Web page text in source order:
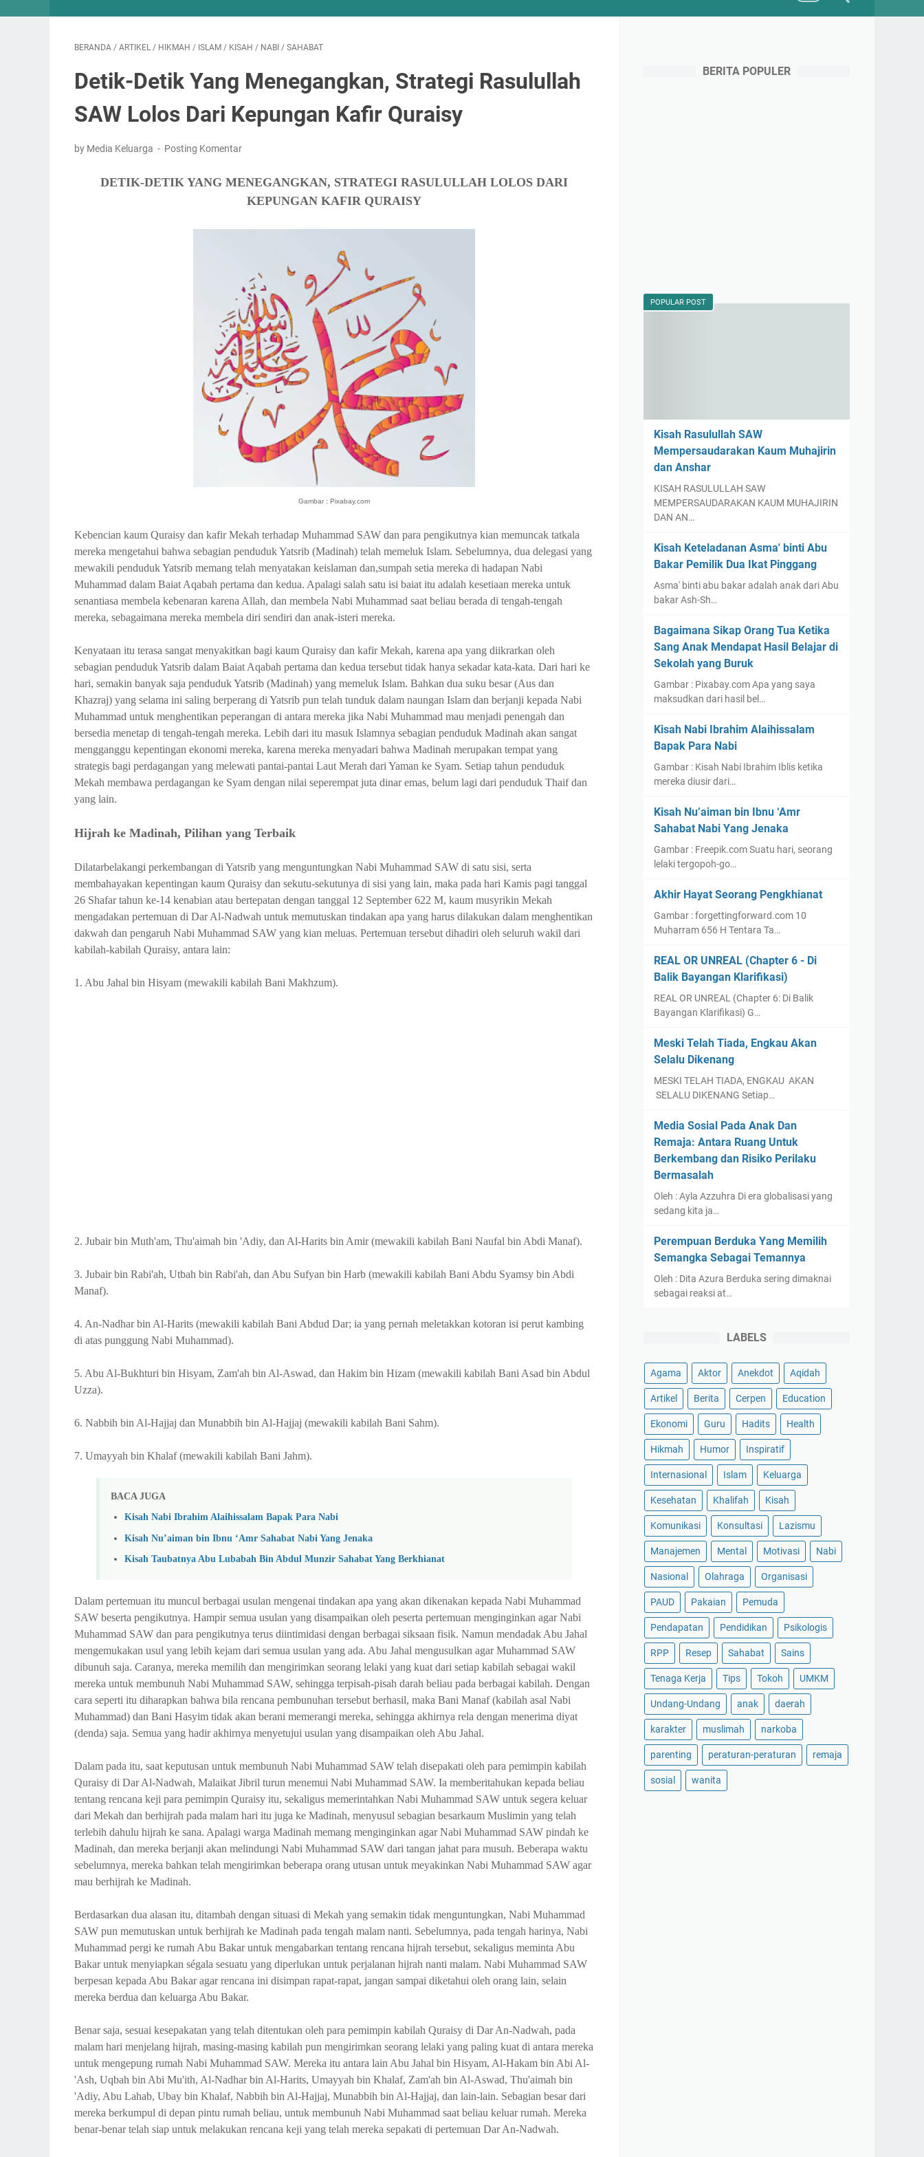
BERANDA / ARTIKEL / HIKMAH / ISLAM / KISAH / NABI / SAHABAT
Detik-Detik Yang Menegangkan, Strategi Rasulullah
SAW Lolos Dari Kepungan Kafir Quraisy
by Media Keluarga Posting Komentar
DETIK-DETIK YANG MENEGANGKAN, STRATEGI RASULULLAH LOLOS DARI
KEPUNGAN KAFIR QURAISY
Gambar : Pixabay.com
Kebencian kaum Quraisy dan kafir Mekah terhadap Muhammad SAW dan para pengikutnya kian memuncak tatkala
mereka mengetahui bahwa sebagian penduduk Yatsrib (Madinah) telah memeluk Islam. Sebelumnya, dua delegasi yang
mewakili penduduk Yatsrib memang telah menyatakan keislaman dan,sumpah setia mereka di hadapan Nabi
Muhammad dalam Baiat Aqabah pertama dan kedua. Apalagi salah satu isi baiat itu adalah kesetiaan mereka untuk
senantiasa membela kebenaran karena Allah, dan membela Nabi Muhammad saat beliau berada di tengah-tengah
mereka, sebagaimana mereka membela diri sendiri dan anak-isteri mereka.
Kenyataan itu terasa sangat menyakitkan bagi kaum Quraisy dan kafir Mekah, karena apa yang diikrarkan oleh
sebagian penduduk Yatsrib dalam Baiat Aqabah pertama dan kedua tersebut tidak hanya sekadar kata-kata. Dari hari ke
hari, semakin banyak saja penduduk Yatsrib (Madinah) yang memeluk Islam. Bahkan dua suku besar (Aus dan
Khazraj) yang selama ini saling berperang di Yatsrib pun telah tunduk dalam naungan Islam dan berjanji kepada Nabi
Muhammad untuk menghentikan peperangan di antara mereka jika Nabi Muhammad mau menjadi penengah dan
bersedia menetap di tengah-tengah mereka. Lebih dari itu masuk Islamnya sebagian penduduk Madinah akan sangat
mengganggu kepentingan ekonomi mereka, karena mereka menyadari bahwa Madinah merupakan tempat yang
strategis bagi perdagangan yang melewati pantai-pantai Laut Merah dari Yaman ke Syam. Setiap tahun penduduk
Mekah membawa perdagangan ke Syam dengan nilai seperempat juta dinar emas, belum lagi dari penduduk Thaif dan
yang lain.
Hijrah ke Madinah, Pilihan yang Terbaik
Dilatarbelakangi perkembangan di Yatsrib yang menguntungkan Nabi Muhammad SAW di satu sisi, serta
membahayakan kepentingan kaum Quraisy dan sekutu-sekutunya di sisi yang lain, maka pada hari Kamis pagi tanggal
26 Shafar tahun ke-14 kenabian atau bertepatan dengan tanggal 12 September 622 M, kaum musyrikin Mekah
mengadakan pertemuan di Dar Al-Nadwah untuk memutuskan tindakan apa yang harus dilakukan dalam menghentikan
dakwah dan pengaruh Nabi Muhammad SAW yang kian meluas. Pertemuan tersebut dihadiri oleh seluruh wakil dari
kabilah-kabilah Quraisy, antara lain:
1. Abu Jahal bin Hisyam (mewakili kabilah Bani Makhzum).
2. Jubair bin Muth'am, Thu'aimah bin 'Adiy, dan Al-Harits bin Amir (mewakili kabilah Bani Naufal bin Abdi Manaf).
3. Jubair bin Rabi'ah, Utbah bin Rabi'ah, dan Abu Sufyan bin Harb (mewakili kabilah Bani Abdu Syamsy bin Abdi
Manaf).
4. An-Nadhar bin Al-Harits (mewakili kabilah Bani Abdud Dar; ia yang pernah meletakkan kotoran isi perut kambing
di atas punggung Nabi Muhammad).
5. Abu Al-Bukhturi bin Hisyam, Zam'ah bin Al-Aswad, dan Hakim bin Hizam (mewakili kabilah Bani Asad bin Abdul
Uzza).
6. Nabbih bin Al-Hajjaj dan Munabbih bin Al-Hajjaj (mewakili kabilah Bani Sahm).
7. Umayyah bin Khalaf (mewakili kabilah Bani Jahm).
BACA JUGA
Kisah Nabi Ibrahim Alaihissalam Bapak Para Nabi
Kisah Nu’aiman bin Ibnu ‘Amr Sahabat Nabi Yang Jenaka
Kisah Taubatnya Abu Lubabah Bin Abdul Munzir Sahabat Yang Berkhianat
Dalam pertemuan itu muncul berbagai usulan mengenai tindakan apa yang akan dikenakan kepada Nabi Muhammad
SAW beserta pengikutnya. Hampir semua usulan yang disampaikan oleh peserta pertemuan menginginkan agar Nabi
Muhammad SAW dan para pengikutnya terus diintimidasi dengan berbagai siksaan fisik. Namun mendadak Abu Jahal
mengemukakan usul yang lebih kejam dari semua usulan yang ada. Abu Jahal mengusulkan agar Muhammad SAW
dibunuh saja. Caranya, mereka memilih dan mengirimkan seorang lelaki yang kuat dari setiap kabilah sebagai wakil
mereka untuk membunuh Nabi Muhammad SAW, sehingga terpisah-pisah darah beliau pada berbagai kabilah. Dengan
cara seperti itu diharapkan bahwa bila rencana pembunuhan tersebut berhasil, maka Bani Manaf (kabilah asal Nabi
Muhammad) dan Bani Hasyim tidak akan berani memerangi mereka, sehingga akhirnya rela dengan menerima diyat
(denda) saja. Semua yang hadir akhirnya menyetujui usulan yang disampaikan oleh Abu Jahal.
Dalam pada itu, saat keputusan untuk membunuh Nabi Muhammad SAW telah disepakati oleh para pemimpin kabilah
Quraisy di Dar Al-Nadwah, Malaikat Jibril turun menemui Nabi Muhammad SAW. Ia memberitahukan kepada beliau
tentang rencana keji para pemimpin Quraisy itu, sekaligus memerintahkan Nabi Muhammad SAW untuk segera keluar
dari Mekah dan berhijrah pada malam hari itu juga ke Madinah, menyusul sebagian besarkaum Muslimin yang telah
terlebih dahulu hijrah ke sana. Apalagi warga Madinah memang menginginkan agar Nabi Muhammad SAW pindah ke
Madinah, dan mereka berjanji akan melindungi Nabi Muhammad SAW dari tangan jahat para musuh. Beberapa waktu
sebelumnya, mereka bahkan telah mengirimkan beberapa orang utusan untuk meyakinkan Nabi Muhammad SAW agar
mau berhijrah ke Madinah.
Berdasarkan dua alasan itu, ditambah dengan situasi di Mekah yang semakin tidak menguntungkan, Nabi Muhammad
SAW pun memutuskan untuk berhijrah ke Madinah pada tengah malam nanti. Sebelumnya, pada tengah harinya, Nabi
Muhammad pergi ke rumah Abu Bakar untuk mengabarkan tentang rencana hijrah tersebut, sekaligus meminta Abu
Bakar untuk menyiapkan ségala sesuatu yang diperlukan untuk perjalanan hijrah nanti malam. Nabi Muhammad SAW
berpesan kepada Abu Bakar agar rencana ini disimpan rapat-rapat, jangan sampai diketahui oleh orang lain, selain
mereka berdua dan keluarga Abu Bakar.
Benar saja, sesuai kesepakatan yang telah ditentukan oleh para pemimpin kabilah Quraisy di Dar An-Nadwah, pada
malam hari menjelang hijrah, masing-masing kabilah pun mengirimkan seorang lelaki yang paling kuat di antara mereka
untuk mengepung rumah Nabi Muhammad SAW. Mereka itu antara lain Abu Jahal bin Hisyam, Al-Hakam bin Abi Al-
'Ash, Uqbah bin Abi Mu'ith, Al-Nadhar bin Al-Harits, Umayyah bin Khalaf, Zam'ah bin Al-Aswad, Thu'aimah bin
'Adiy, Abu Lahab, Ubay bin Khalaf, Nabbih bin Al-Hajjaj, Munabbih bin Al-Hajjaj, dan lain-lain. Sebagian besar dari
mereka berkumpul di depan pintu rumah beliau, untuk membunuh Nabi Muhammad saat beliau keluar rumah. Mereka
benar-benar telah siap untuk melakukan rencana keji yang telah mereka sepakati di pertemuan Dar An-Nadwah.
BERITA POPULER
POPULAR POST
Kisah Rasulullah SAW
Mempersaudarakan Kaum Muhajirin
dan Anshar
KISAH RASULULLAH SAW
MEMPERSAUDARAKAN KAUM MUHAJIRIN
DAN AN…
Kisah Keteladanan Asma' binti Abu
Bakar Pemilik Dua Ikat Pinggang
Asma' binti abu bakar adalah anak dari Abu
bakar Ash-Sh…
Bagaimana Sikap Orang Tua Ketika
Sang Anak Mendapat Hasil Belajar di
Sekolah yang Buruk
Gambar : Pixabay.com Apa yang saya
maksudkan dari hasil bel…
Kisah Nabi Ibrahim Alaihissalam
Bapak Para Nabi
Gambar : Kisah Nabi Ibrahim Iblis ketika
mereka diusir dari…
Kisah Nu’aiman bin Ibnu ‘Amr
Sahabat Nabi Yang Jenaka
Gambar : Freepik.com Suatu hari, seorang
lelaki tergopoh-go…
Akhir Hayat Seorang Pengkhianat
Gambar : forgettingforward.com 10
Muharram 656 H Tentara Ta…
REAL OR UNREAL (Chapter 6 - Di
Balik Bayangan Klarifikasi)
REAL OR UNREAL (Chapter 6: Di Balik
Bayangan Klarifikasi) G…
Meski Telah Tiada, Engkau Akan
Selalu Dikenang
MESKI TELAH TIADA, ENGKAU AKAN
SELALU DIKENANG Setiap…
Media Sosial Pada Anak Dan
Remaja: Antara Ruang Untuk
Berkembang dan Risiko Perilaku
Bermasalah
Oleh : Ayla Azzuhra Di era globalisasi yang
sedang kita ja…
Perempuan Berduka Yang Memilih
Semangka Sebagai Temannya
Oleh : Dita Azura Berduka sering dimaknai
sebagai reaksi at…
LABELS
Agama Aktor Anekdot Aqidah
Artikel Berita Cerpen Education
Ekonomi Guru Hadits Health
Hikmah Humor Inspiratif
Internasional Islam Keluarga
Kesehatan Khalifah Kisah
Komunikasi Konsultasi Lazismu
Manajemen Mental Motivasi Nabi
Nasional Olahraga Organisasi
PAUD Pakaian Pemuda
Pendapatan Pendidikan Psikologis
RPP Resep Sahabat Sains
Tenaga Kerja Tips Tokoh UMKM
Undang-Undang anak daerah
karakter muslimah narkoba
parenting peraturan-peraturan remaja
sosial wanita